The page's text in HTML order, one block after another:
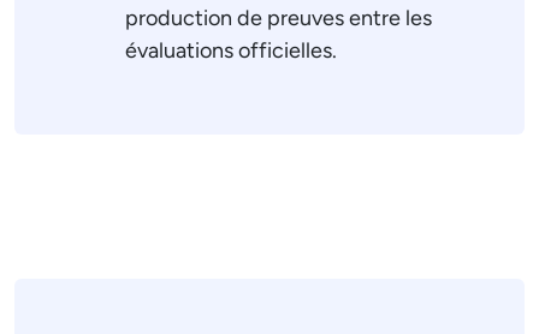
production de preuves entre les
évaluations officielles.